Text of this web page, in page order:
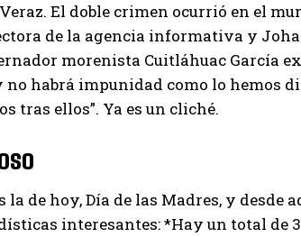
El doble crimen ocurrió en el
de la agencia informativa y
morenista Cuitláhuac García
habrá impunidad como lo hemos
tras ellos”. Ya es un cliché.
de hoy, Día de las Madres, y desde
interesantes: *Hay un total de